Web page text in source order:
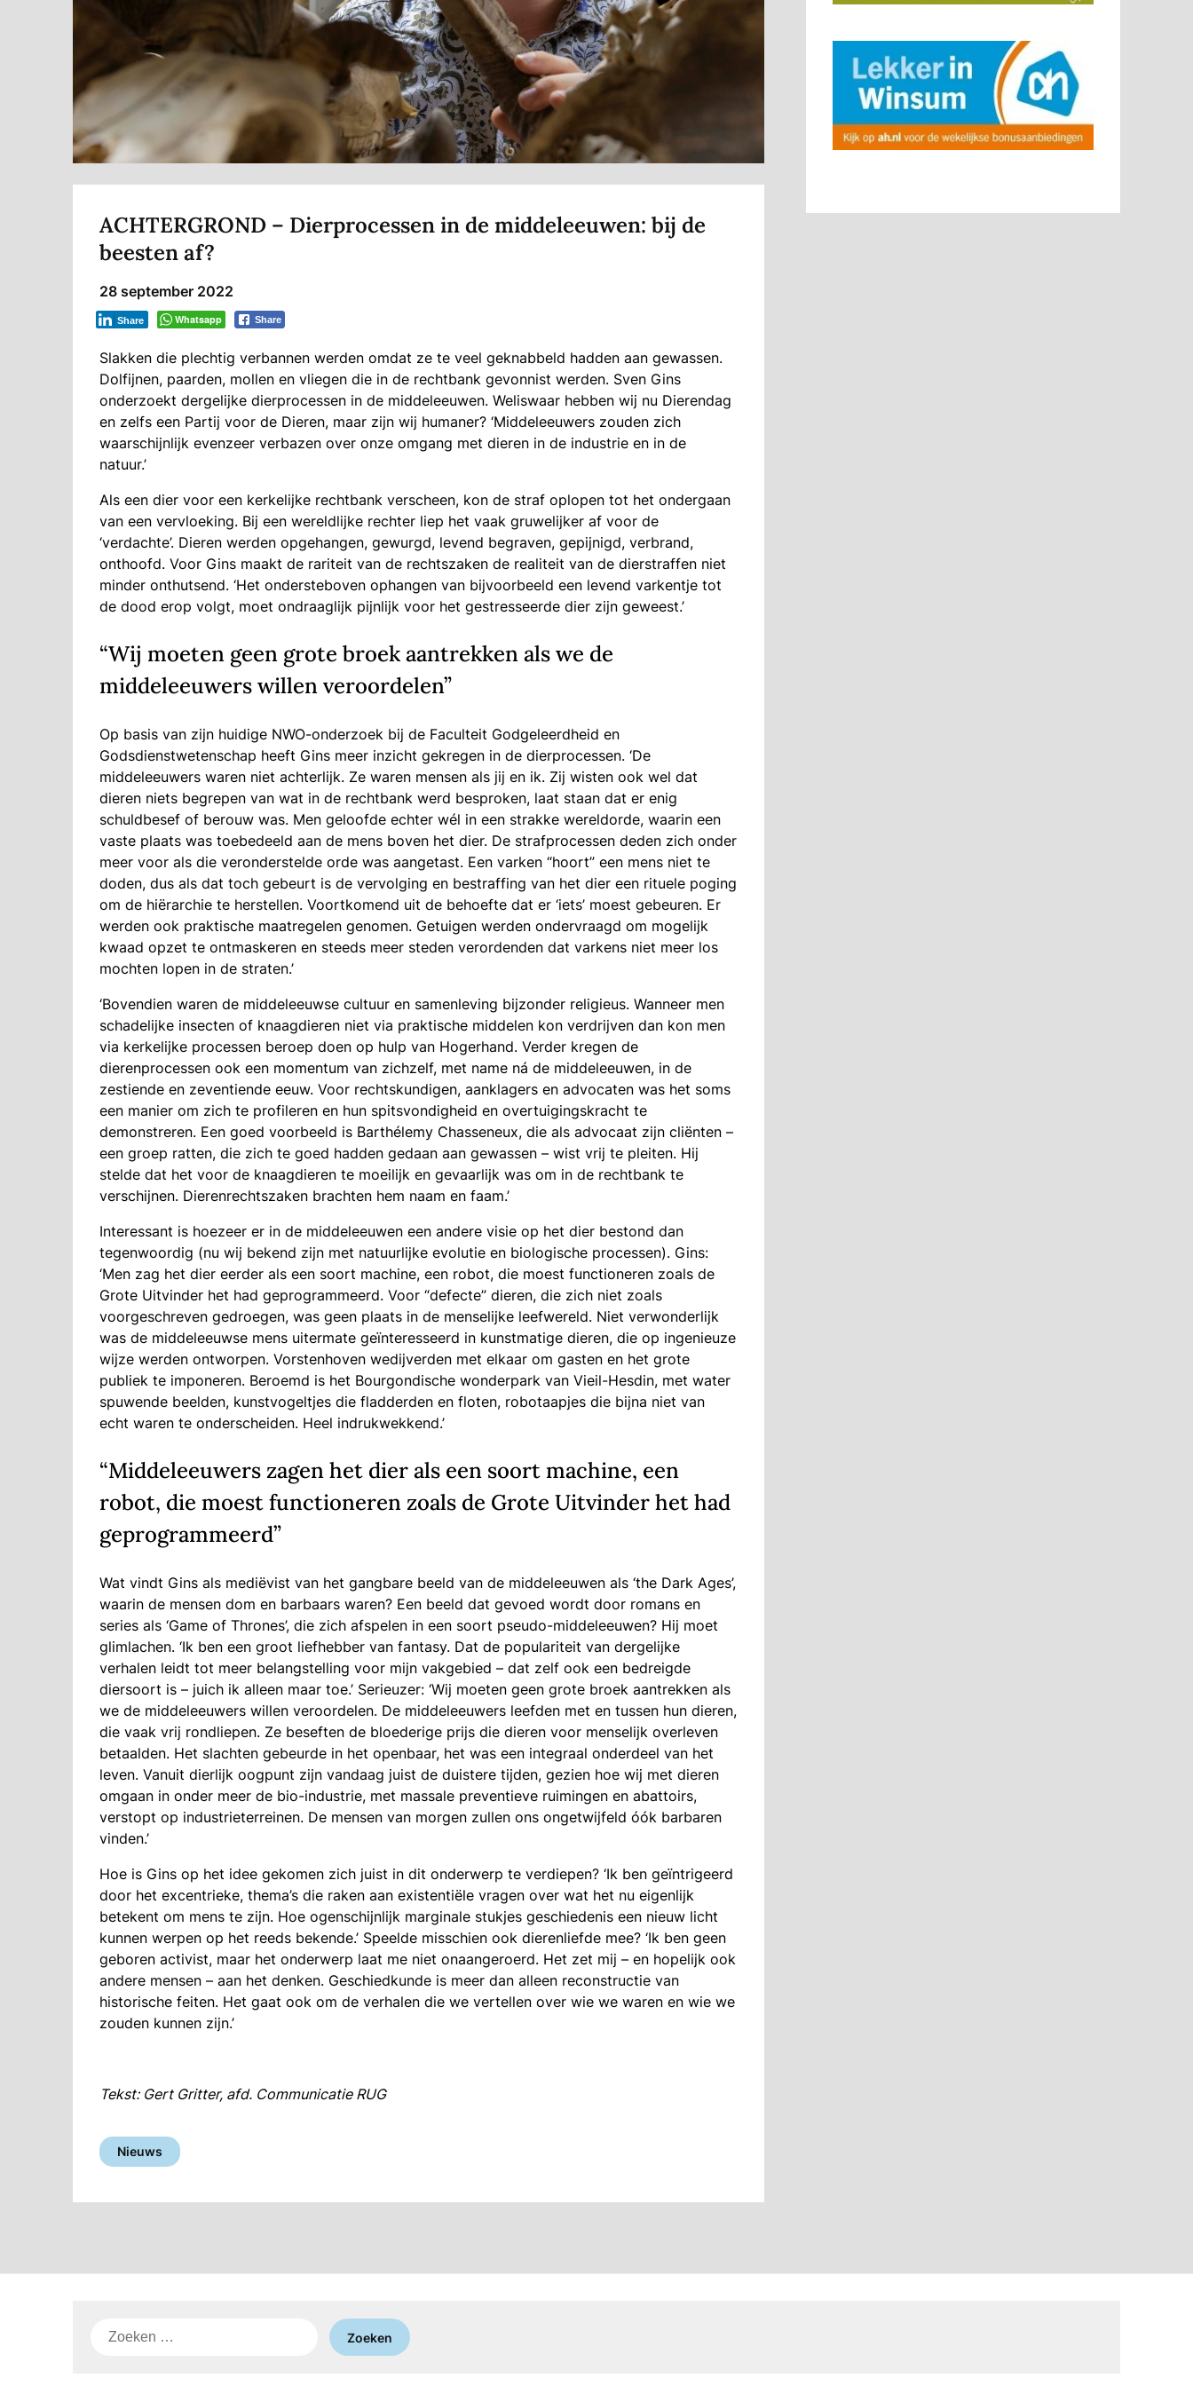
ACHTERGROND – Dierprocessen in de middeleeuwen: bij de
beesten af?
28 september 2022
Whatsapp Share
Share
Slakken die plechtig verbannen werden omdat ze te veel geknabbeld hadden aan gewassen.
Dolfijnen, paarden, mollen en vliegen die in de rechtbank gevonnist werden. Sven Gins
onderzoekt dergelijke dierprocessen in de middeleeuwen. Weliswaar hebben wij nu Dierendag
en zelfs een Partij voor de Dieren, maar zijn wij humaner? ‘Middeleeuwers zouden zich
waarschijnlijk evenzeer verbazen over onze omgang met dieren in de industrie en in de
natuur.’
Als een dier voor een kerkelijke rechtbank verscheen, kon de straf oplopen tot het ondergaan
van een vervloeking. Bij een wereldlijke rechter liep het vaak gruwelijker af voor de
‘verdachte’. Dieren werden opgehangen, gewurgd, levend begraven, gepijnigd, verbrand,
onthoofd. Voor Gins maakt de rariteit van de rechtszaken de realiteit van de dierstraffen niet
minder onthutsend. ‘Het ondersteboven ophangen van bijvoorbeeld een levend varkentje tot
de dood erop volgt, moet ondraaglijk pijnlijk voor het gestresseerde dier zijn geweest.’
“Wij moeten geen grote broek aantrekken als we de
middeleeuwers willen veroordelen”
Op basis van zijn huidige NWO-onderzoek bij de Faculteit Godgeleerdheid en
Godsdienstwetenschap heeft Gins meer inzicht gekregen in de dierprocessen. ‘De
middeleeuwers waren niet achterlijk. Ze waren mensen als jij en ik. Zij wisten ook wel dat
dieren niets begrepen van wat in de rechtbank werd besproken, laat staan dat er enig
schuldbesef of berouw was. Men geloofde echter wél in een strakke wereldorde, waarin een
vaste plaats was toebedeeld aan de mens boven het dier. De strafprocessen deden zich onder
meer voor als die veronderstelde orde was aangetast. Een varken “hoort” een mens niet te
doden, dus als dat toch gebeurt is de vervolging en bestraffing van het dier een rituele poging
om de hiërarchie te herstellen. Voortkomend uit de behoefte dat er ‘iets’ moest gebeuren. Er
werden ook praktische maatregelen genomen. Getuigen werden ondervraagd om mogelijk
kwaad opzet te ontmaskeren en steeds meer steden verordenden dat varkens niet meer los
mochten lopen in de straten.’
‘Bovendien waren de middeleeuwse cultuur en samenleving bijzonder religieus. Wanneer men
schadelijke insecten of knaagdieren niet via praktische middelen kon verdrijven dan kon men
via kerkelijke processen beroep doen op hulp van Hogerhand. Verder kregen de
dierenprocessen ook een momentum van zichzelf, met name ná de middeleeuwen, in de
zestiende en zeventiende eeuw. Voor rechtskundigen, aanklagers en advocaten was het soms
een manier om zich te profileren en hun spitsvondigheid en overtuigingskracht te
demonstreren. Een goed voorbeeld is Barthélemy Chasseneux, die als advocaat zijn cliënten –
een groep ratten, die zich te goed hadden gedaan aan gewassen – wist vrij te pleiten. Hij
stelde dat het voor de knaagdieren te moeilijk en gevaarlijk was om in de rechtbank te
verschijnen. Dierenrechtszaken brachten hem naam en faam.’
Interessant is hoezeer er in de middeleeuwen een andere visie op het dier bestond dan
tegenwoordig (nu wij bekend zijn met natuurlijke evolutie en biologische processen). Gins:
‘Men zag het dier eerder als een soort machine, een robot, die moest functioneren zoals de
Grote Uitvinder het had geprogrammeerd. Voor “defecte” dieren, die zich niet zoals
voorgeschreven gedroegen, was geen plaats in de menselijke leefwereld. Niet verwonderlijk
was de middeleeuwse mens uitermate geïnteresseerd in kunstmatige dieren, die op ingenieuze
wijze werden ontworpen. Vorstenhoven wedijverden met elkaar om gasten en het grote
publiek te imponeren. Beroemd is het Bourgondische wonderpark van Vieil-Hesdin, met water
spuwende beelden, kunstvogeltjes die fladderden en floten, robotaapjes die bijna niet van
echt waren te onderscheiden. Heel indrukwekkend.’
“Middeleeuwers zagen het dier als een soort machine, een
robot, die moest functioneren zoals de Grote Uitvinder het had
geprogrammeerd”
Wat vindt Gins als mediëvist van het gangbare beeld van de middeleeuwen als ‘the Dark Ages’,
waarin de mensen dom en barbaars waren? Een beeld dat gevoed wordt door romans en
series als ‘Game of Thrones’, die zich afspelen in een soort pseudo-middeleeuwen? Hij moet
glimlachen. ‘Ik ben een groot liefhebber van fantasy. Dat de populariteit van dergelijke
verhalen leidt tot meer belangstelling voor mijn vakgebied – dat zelf ook een bedreigde
diersoort is – juich ik alleen maar toe.’ Serieuzer: ‘Wij moeten geen grote broek aantrekken als
we de middeleeuwers willen veroordelen. De middeleeuwers leefden met en tussen hun dieren,
die vaak vrij rondliepen. Ze beseften de bloederige prijs die dieren voor menselijk overleven
betaalden. Het slachten gebeurde in het openbaar, het was een integraal onderdeel van het
leven. Vanuit dierlijk oogpunt zijn vandaag juist de duistere tijden, gezien hoe wij met dieren
omgaan in onder meer de bio-industrie, met massale preventieve ruimingen en abattoirs,
verstopt op industrieterreinen. De mensen van morgen zullen ons ongetwijfeld óók barbaren
vinden.’
Hoe is Gins op het idee gekomen zich juist in dit onderwerp te verdiepen? ‘Ik ben geïntrigeerd
door het excentrieke, thema’s die raken aan existentiële vragen over wat het nu eigenlijk
betekent om mens te zijn. Hoe ogenschijnlijk marginale stukjes geschiedenis een nieuw licht
kunnen werpen op het reeds bekende.’ Speelde misschien ook dierenliefde mee? ‘Ik ben geen
geboren activist, maar het onderwerp laat me niet onaangeroerd. Het zet mij – en hopelijk ook
andere mensen – aan het denken. Geschiedkunde is meer dan alleen reconstructie van
historische feiten. Het gaat ook om de verhalen die we vertellen over wie we waren en wie we
zouden kunnen zijn.’
Tekst: Gert Gritter, afd. Communicatie RUG
Nieuws
Zoeken